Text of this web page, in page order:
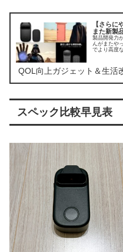
【さらに
また新製
製品開発力
んがまたや
でより高度
QOL向上ガジェット＆生活
スペック比較早見表